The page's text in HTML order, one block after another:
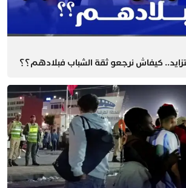
كيفاش نرجعو ثقة الشباب فبلادهم؟؟